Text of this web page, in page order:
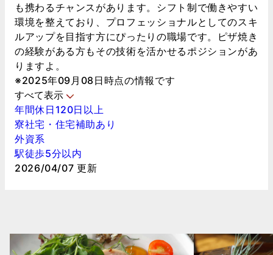
も携わるチャンスがあります。シフト制で働きやすい
環境を整えており、プロフェッショナルとしてのスキ
ルアップを目指す方にぴったりの職場です。ピザ焼き
の経験がある方もその技術を活かせるポジションがあ
りますよ。
※2025年09月08日時点の情報です
すべて表示
年間休日120日以上
寮社宅・住宅補助あり
外資系
駅徒歩5分以内
2026/04/07 更新